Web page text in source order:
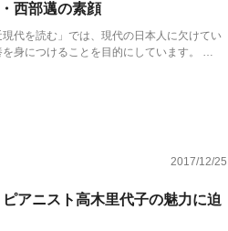
西部邁の素顔
代を読む」では、現代の日本人に欠けてい
身につけることを目的にしています。 …
2017/12/25
アニスト高木里代子の魅力に迫